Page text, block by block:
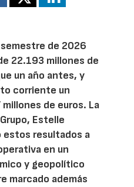
de 2026
22.193 millones de
un año antes, y
corriente un
de euros. La
Estelle
estos resultados a
en un
y geopolítico
marcado además